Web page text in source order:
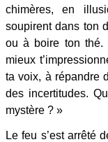
chimères, en
soupirent dans ton
ou à boire ton thé.
mieux
ta voix, à répandre
des incertitudes.
mystère ? »
Le feu s’est arrêté